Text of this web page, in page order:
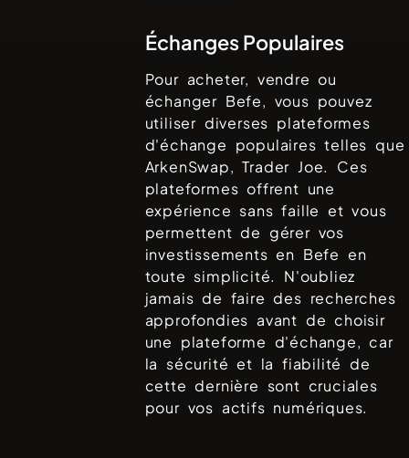
Échanges Populaires
Pour acheter, vendre ou
échanger Befe, vous pouvez
utiliser diverses plateformes
d'échange populaires telles que
ArkenSwap, Trader Joe. Ces
plateformes offrent une
expérience sans faille et vous
permettent de gérer vos
investissements en Befe en
toute simplicité. N'oubliez
jamais de faire des recherches
approfondies avant de choisir
une plateforme d'échange, car
la sécurité et la fiabilité de
cette dernière sont cruciales
pour vos actifs numériques.